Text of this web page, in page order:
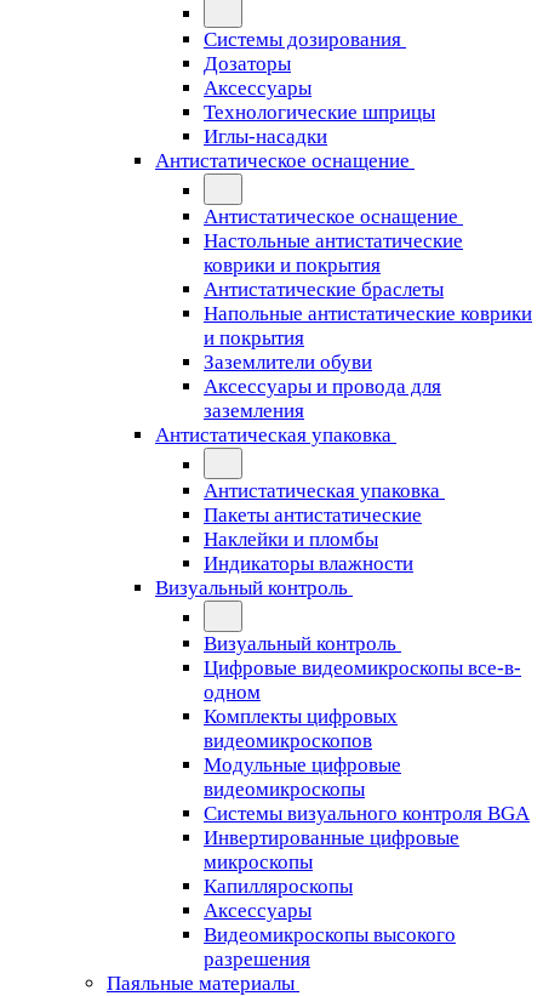
Системы дозирования
Дозаторы
Аксессуары
Технологические шприцы
Иглы-насадки
Антистатическое оснащение
Антистатическое оснащение
Настольные антистатические
коврики и покрытия
Антистатические браслеты
Напольные антистатические коврики
и покрытия
Заземлители обуви
Аксессуары и провода для
заземления
Антистатическая упаковка
Антистатическая упаковка
Пакеты антистатические
Наклейки и пломбы
Индикаторы влажности
Визуальный контроль
Визуальный контроль
Цифровые видеомикроскопы все-в-
одном
Комплекты цифровых
видеомикроскопов
Модульные цифровые
видеомикроскопы
Cистемы визуального контроля BGA
Инвертированные цифровые
микроскопы
Капилляроскопы
Аксессуары
Видеомикроскопы высокого
разрешения
Паяльные материалы